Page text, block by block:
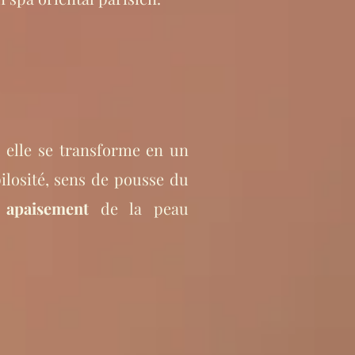
elle se transforme en un
sens de pousse du
apaisement de la peau